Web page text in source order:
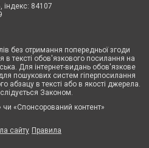
індекс: 84107
без отримання попередньої згоди
тексті обов'язкового посилання на
Для інтернет-видань обов'язкове
пошукових систем гіперпосилання
абзацу в тексті або в якості джерела.
Законом.
«Спонсорований контент»
сайту Правила